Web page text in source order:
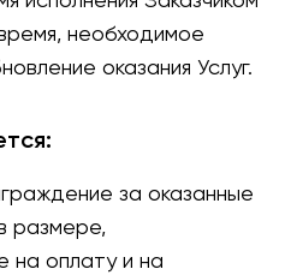
необходимое
оказания Услуг.
за оказанные
размере,
на оплату и на